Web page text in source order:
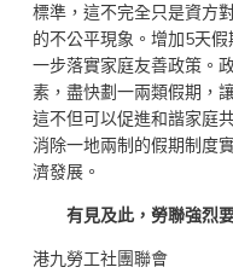
標準，這不完全只是資方
的不公平現象。增加5天
一步落實家庭友善政策。
素，盡快劃一兩類假期，
這不但可以促進和諧家庭
消除一地兩制的假期制度
濟發展。
有見及此，勞聯強烈要
港九勞工社團聯會